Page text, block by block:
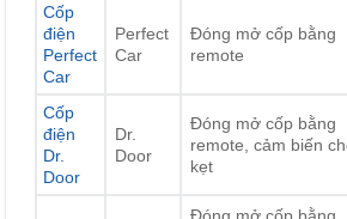
Cốp
điện
Perfect
Car
Perfect
Car
Đóng mở cốp bằng
remote
Cốp
điện
Dr.
Door
Dr.
Door
Đóng mở cốp bằng
remote, cảm biến
kẹt
Đóng mở cốp bằng